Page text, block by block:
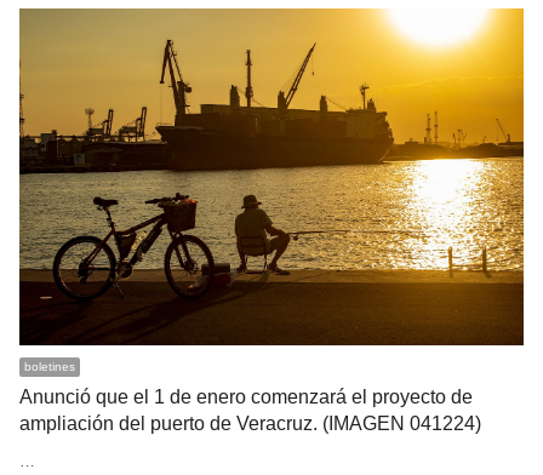
boletines
Anunció que el 1 de enero comenzará el proyecto de
ampliación del puerto de Veracruz. (IMAGEN 041224)